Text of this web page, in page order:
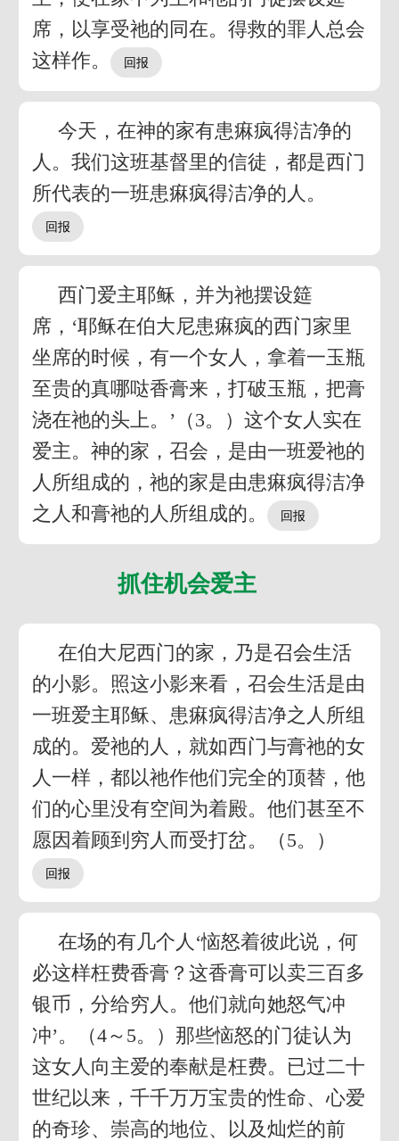
席，以享受祂的同在。得救的罪人总会
这样作。
今天，在神的家有患痳疯得洁净的
人。我们这班基督里的信徒，都是西门
所代表的一班患痳疯得洁净的人。
西门爱主耶稣，并为祂摆设筵
席，‘耶稣在伯大尼患痳疯的西门家里
坐席的时候，有一个女人，拿着一玉瓶
至贵的真哪哒香膏来，打破玉瓶，把膏
浇在祂的头上。’（3。）这个女人实在
爱主。神的家，召会，是由一班爱祂的
人所组成的，祂的家是由患痳疯得洁净
之人和膏祂的人所组成的。
抓住机会爱主
在伯大尼西门的家，乃是召会生活
的小影。照这小影来看，召会生活是由
一班爱主耶稣、患痳疯得洁净之人所组
成的。爱祂的人，就如西门与膏祂的女
人一样，都以祂作他们完全的顶替，他
们的心里没有空间为着殿。他们甚至不
愿因着顾到穷人而受打岔。（5。）
在场的有几个人‘恼怒着彼此说，何
必这样枉费香膏？这香膏可以卖三百多
银币，分给穷人。他们就向她怒气冲
冲’。（4～5。）那些恼怒的门徒认为
这女人向主爱的奉献是枉费。已过二十
世纪以来，千千万万宝贵的性命、心爱
的奇珍、崇高的地位、以及灿烂的前